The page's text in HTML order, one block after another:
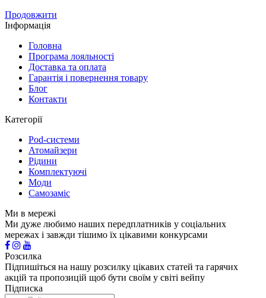
Продовжити
Інформація
Головна
Програма лояльності
Доставка та оплата
Гарантія і повернення товару
Блог
Контакти
Категорії
Pod-системи
Атомайзери
Рідини
Комплектуючі
Моди
Самозаміс
Ми в мережі
Ми дуже любимо наших передплатників у соціальних
мережах і завжди тішимо їх цікавими конкурсами
Розсилка
Підпишіться на нашу розсилку цікавих статей та гарячих
акцій та пропозицій щоб бути своїм у світі вейпу
Підписка